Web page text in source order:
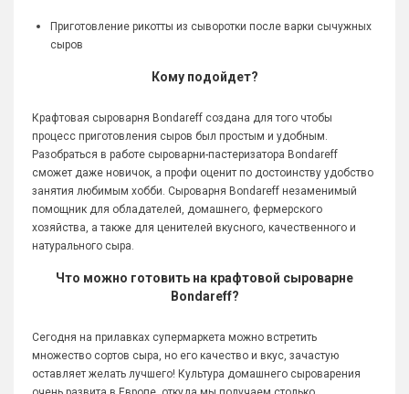
Приготовление рикотты из сыворотки после варки сычужных
сыров
Кому подойдет?
Крафтовая сыроварня Bondareff создана для того чтобы
процесс приготовления сыров был простым и удобным.
Разобраться в работе сыроварни-пастеризатора Bondareff
сможет даже новичок, а профи оценит по достоинству удобство
занятия любимым хобби. Сыроварня Bondareff незаменимый
помощник для обладателей, домашнего, фермерского
хозяйства, а также для ценителей вкусного, качественного и
натурального сыра.
Что можно готовить на крафтовой сыроварне
Bondareff?
Сегодня на прилавках супермаркета можно встретить
множество сортов сыра, но его качество и вкус, зачастую
оставляет желать лучшего! Культура домашнего сыроварения